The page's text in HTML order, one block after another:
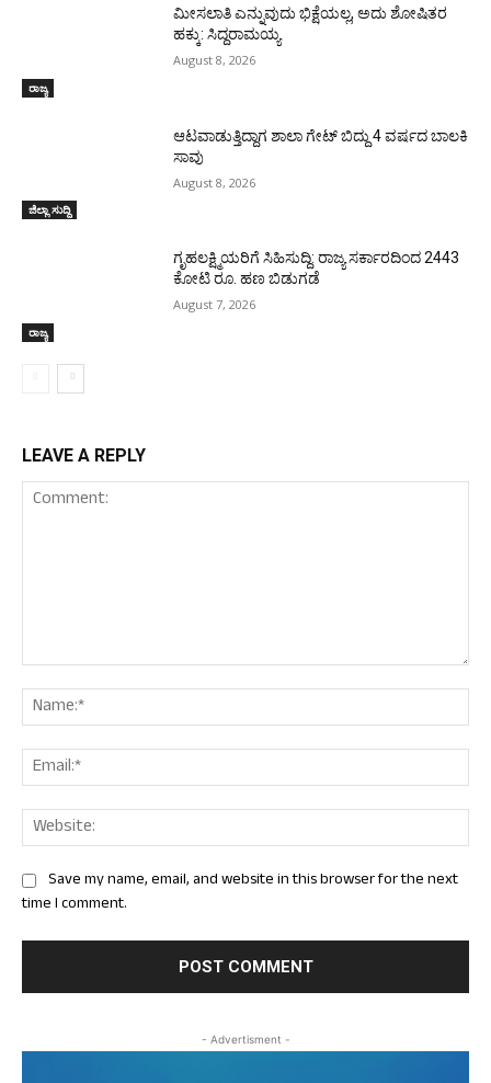
ರಾಜ್ಯ
ಮೀಸಲಾತಿ ಎನ್ನುವುದು ಭಿಕ್ಷೆಯಲ್ಲ, ಅದು ಶೋಷಿತರ
ಹಕ್ಕು: ಸಿದ್ದರಾಮಯ್ಯ
August 8, 2026
ಜಿಲ್ಲಾ ಸುದ್ದಿ
ಆಟವಾಡುತ್ತಿದ್ದಾಗ ಶಾಲಾ ಗೇಟ್‌ ಬಿದ್ದು 4 ವರ್ಷದ ಬಾಲಕಿ
ಸಾವು
August 8, 2026
ರಾಜ್ಯ
ಗೃಹಲಕ್ಷ್ಮಿಯರಿಗೆ ಸಿಹಿಸುದ್ದಿ: ರಾಜ್ಯ ಸರ್ಕಾರದಿಂದ 2443
ಕೋಟಿ ರೂ. ಹಣ ಬಿಡುಗಡೆ
August 7, 2026
LEAVE A REPLY
Save my name, email, and website in this browser for the next
time I comment.
- Advertisment -